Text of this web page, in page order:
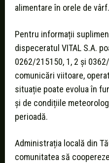
alimentare în orele de vârf.
Pentru informații
dispeceratul VITAL S.A.
0262/215150, 1, 2 și
comunicări viitoare,
situație poate evolua în
și de condițiile
perioadă.
Administrația locală din
comunitatea să